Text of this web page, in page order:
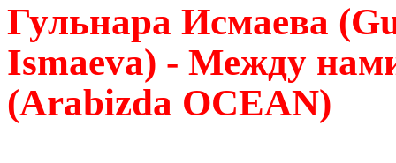
Гульнара Исмаева
Ismaeva) - Между
(Arabizda OCEAN)